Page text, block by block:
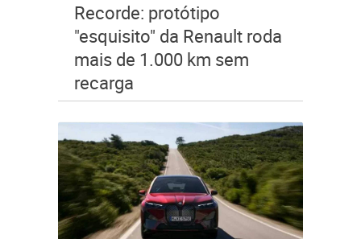
Recorde: protótipo
"esquisito" da Renault roda
mais de 1.000 km sem
recarga